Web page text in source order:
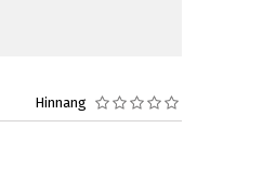
Hinnang